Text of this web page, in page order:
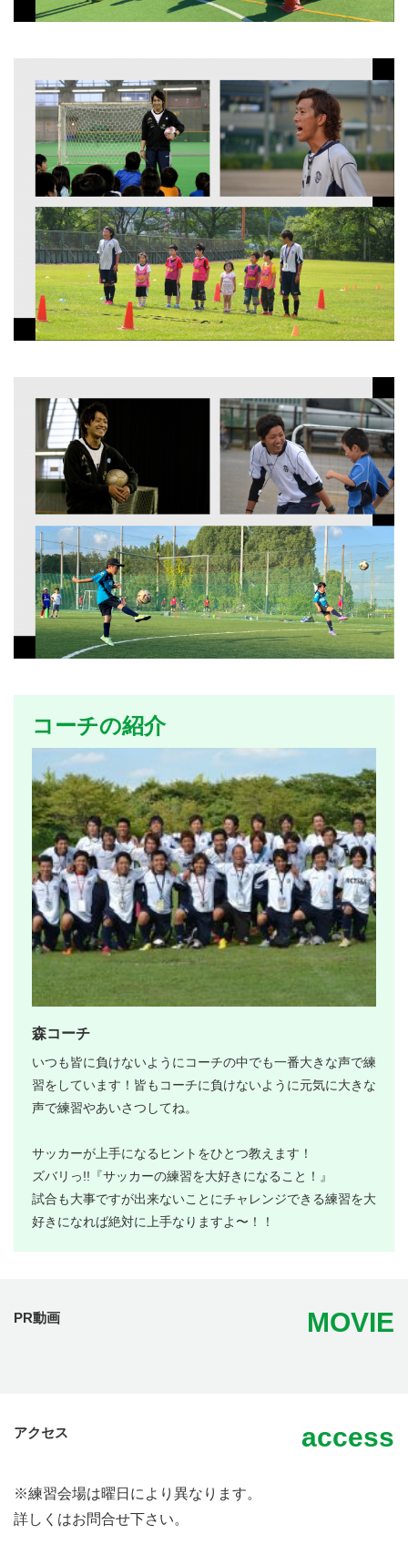
コーチの紹介
森コーチ
いつも皆に負けないようにコーチの中でも一番大きな声で練
習をしています！皆もコーチに負けないように元気に大きな
声で練習やあいさつしてね。
サッカーが上手になるヒントをひとつ教えます！
ズバリっ!!『サッカーの練習を大好きになること！』
試合も大事ですが出来ないことにチャレンジできる練習を大
好きになれば絶対に上手なりますよ〜！！
PR動画 MOVIE
アクセス access
※練習会場は曜日により異なります。
詳しくはお問合せ下さい。